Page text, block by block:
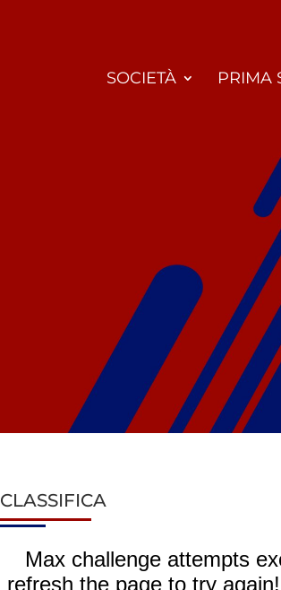
SOCIETÀ PRIMA
CLASSIFICA